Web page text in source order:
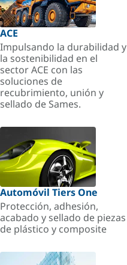
ACE
Impulsando la durabilidad y
la sostenibilidad en el
sector ACE con las
soluciones de
recubrimiento, unión y
sellado de Sames.
Automóvil Tiers One
Protección, adhesión,
acabado y sellado de piezas
de plástico y composite